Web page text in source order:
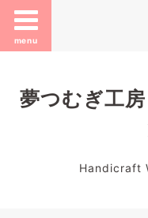
menu
夢つむぎ工
Handicraft